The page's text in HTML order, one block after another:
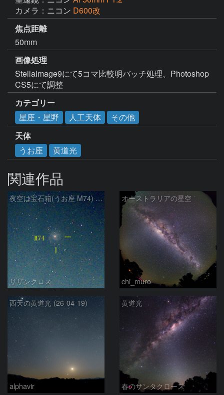
カメラ：ニコン D600改
焦点距離
50mm
画像処理
StellaImage9にて5コマ比較明バッチ処理、Photoshop
CS5にて調整
カテゴリー
星座・星野
人工天体
その他
天体
うお座
黄道光
関連作品
夜空は宝石箱(うお座 M74) Seestar50
サザンクロス
オーストラリアの星空
chi_muro
西天の黄道光 (26-04-19)
alphavir
黄道光
春のサンタクロース